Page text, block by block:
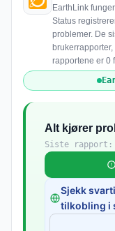
EarthLink
Status
problemer. De
rapportene er 0
Alt kjører
Siste
Sjekk
tilkobling i